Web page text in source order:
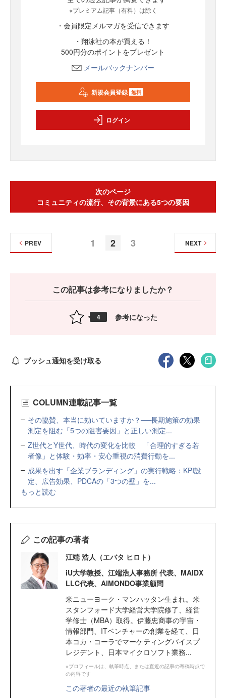
※プレミアム記事（有料）は除く
・会員限定メルマガを受信できます
・翔泳社の本が買える！
500円分のポイントをプレゼント
メールバックナンバー
新規会員登録 無料
ログイン
次のページ
コミュニティの流行、その背景にある5つの要因
1 2 3
PREV NEXT
この記事は参考になりましたか？
4 参考になった
プッシュ通知を受け取る
COLUMN連載記事一覧
その協賛、本当に効いていますか？──長期施策の効果
測定を阻む「5つの阻害要因」と正しい測定...
Z世代とY世代、時代の変化を比較 「合理的すぎる若
者像」と体験・効率・安心重視の消費行動を...
成果を出す「企業ブランディング」の実行戦略：KPI設
定、広告効果、PDCAの「3つの壁」を...
もっと読む
この記事の著者
江端 浩人（エバタ ヒロト）
iU大学教授、江端浩人事務所 代表、MAIDX
LLC代表、AlMONDO事業顧問
米ニューヨーク・マンハッタン生まれ。米
スタンフォード大学経営大学院修了、経営
学修士（MBA）取得。伊藤忠商事の宇宙・
情報部門、ITベンチャーの創業を経て、日
本コカ・コーラでマーケティングバイスプ
レジデント、日本マイクロソフト業務...
※プロフィールは、執筆時点、または直近の記事の寄稿時点で
の内容です
この著者の最近の執筆記事